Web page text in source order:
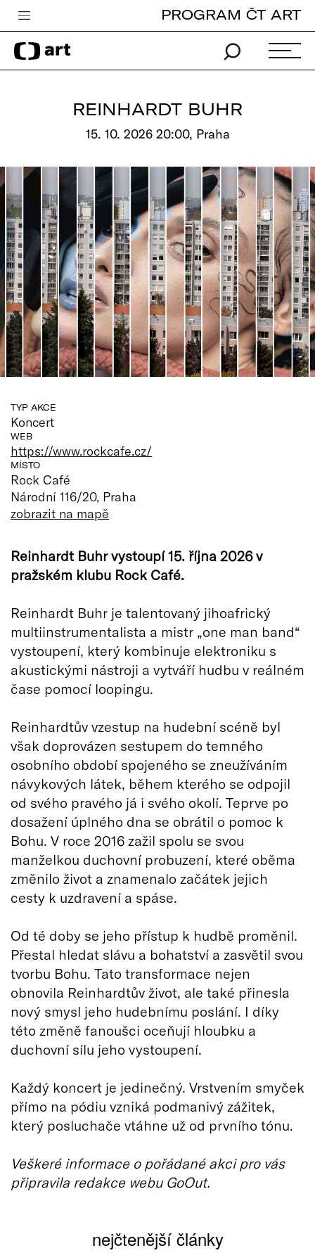
Česká televize
Zpravodajství
Pro děti
edu
Vše o ČT
PROGRAM ČT ART
REINHARDT BUHR
15. 10. 2026 20:00, Praha
TYP AKCE
Koncert
WEB
https://www.rockcafe.cz/
MÍSTO
Rock Café
Národní 116/20, Praha
zobrazit na mapě
Reinhardt Buhr vystoupí 15. října 2026 v
pražském klubu Rock Café.
Reinhardt Buhr je talentovaný jihoafrický
multiinstrumentalista a mistr „one man band“
vystoupení, který kombinuje elektroniku s
akustickými nástroji a vytváří hudbu v reálném
čase pomocí loopingu.
Reinhardtův vzestup na hudební scéně byl
však doprovázen sestupem do temného
osobního období spojeného se zneužíváním
návykových látek, během kterého se odpojil
od svého pravého já i svého okolí. Teprve po
dosažení úplného dna se obrátil o pomoc k
Bohu. V roce 2016 zažil spolu se svou
manželkou duchovní probuzení, které oběma
změnilo život a znamenalo začátek jejich
cesty k uzdravení a spáse.
Od té doby se jeho přístup k hudbě proměnil.
Přestal hledat slávu a bohatství a zasvětil svou
tvorbu Bohu. Tato transformace nejen
obnovila Reinhardtův život, ale také přinesla
nový smysl jeho hudebnímu poslání. I díky
této změně fanoušci oceňují hloubku a
duchovní sílu jeho vystoupení.
Každý koncert je jedinečný. Vrstvením smyček
přímo na pódiu vzniká podmanivý zážitek,
který posluchače vtáhne už od prvního tónu.
Veškeré informace o pořádané akci pro vás
připravila redakce webu GoOut.
nejčtenější články